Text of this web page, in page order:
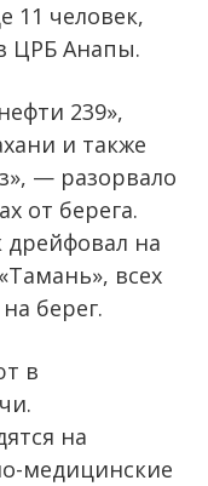
11 человек,
ЦРБ Анапы.
239»,
и также
— разорвало
от берега.
дрейфовал на
всех
берег.
в
на
медицинские